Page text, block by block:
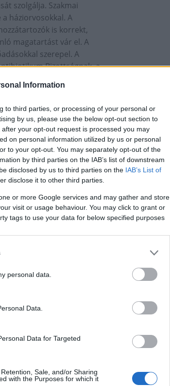
Information
to third parties, or processing of your personal or
by us, please use the below opt-out section to
your opt-out request is processed you may
on personal information utilized by us or personal
to your opt-out. You may separately opt-out of the
by third parties on the IAB’s list of downstream
disclosed by us to third parties on the IAB’s List of
disclose it to other third parties.
or more Google services and may gather and store
visit or usage behaviour. You may click to grant or
tags to use your data for below specified purposes
personal data.
Data.
Data for Targeted
Sale, and/or Sharing
with the Purposes for which it
szolgálja. Szakmai
háziorvosokkal. A
is korrekt,
magatartást vár el. A
szerepel. A
Bizottságnak, a
Járványügyi
részesült.